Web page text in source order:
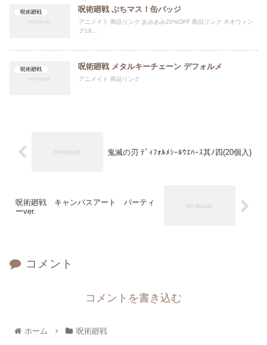
呪術廻戦 呪術廻戦 ぶちマス！缶バッジ
アニメイト 商品リンク あみあみ20%OFF 商品リンク ネオウィン
グ18...
呪術廻戦 呪術廻戦 メタルキーチェーン デフォルメ
アニメイト 商品リンク
鬼滅の刃 ﾃﾞｨﾌｫﾙﾒｼｰﾙｳｴﾊｰｽ其ﾉ四(20個入)
呪術廻戦 キャンバスアート パーティ
ーver.
コメント
コメントを書き込む
ホーム 呪術廻戦